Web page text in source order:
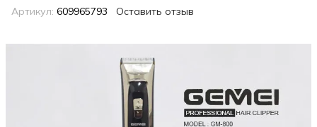
Артикул: 609965793 Оставить отзыв